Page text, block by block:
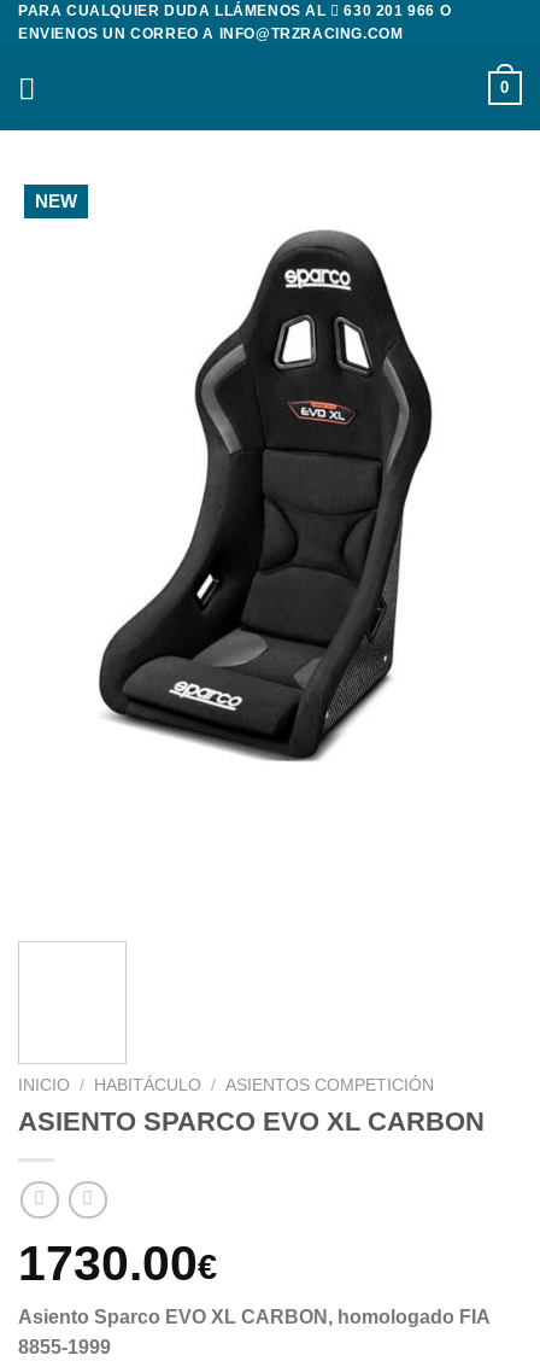
Saltar
contenido
PARA CUALQUIER DUDA LLÁMENOS AL 630 201 966 O
ENVIENOS UN CORREO A
INFO@TRZRACING.COM
0
NEW
INICIO / HABITÁCULO / ASIENTOS COMPETICIÓN
ASIENTO SPARCO EVO XL CARBON
1730.00€
Asiento Sparco EVO XL CARBON, homologado FIA
8855-1999